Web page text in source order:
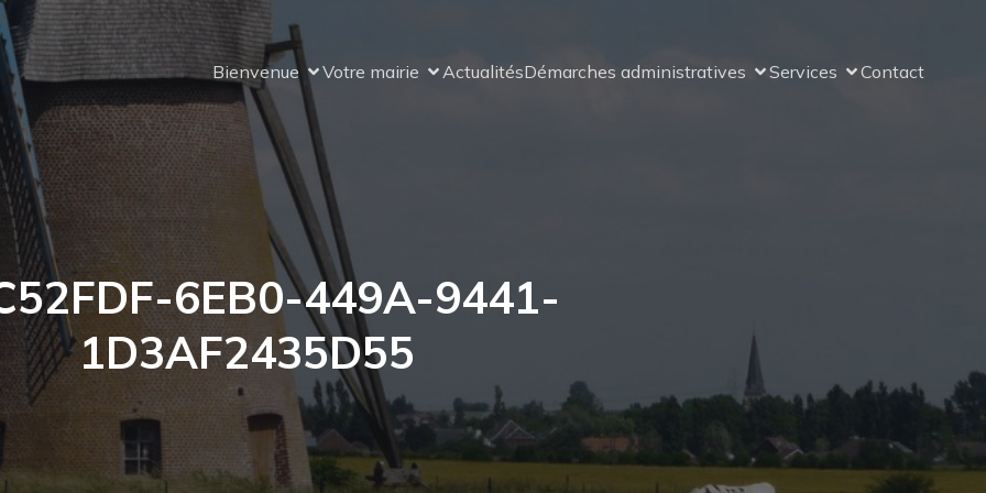
Bienvenue Votre mairie ActualitésDémarches administratives Services Contact
6EB0-449A-9441-
1D3AF2435D55